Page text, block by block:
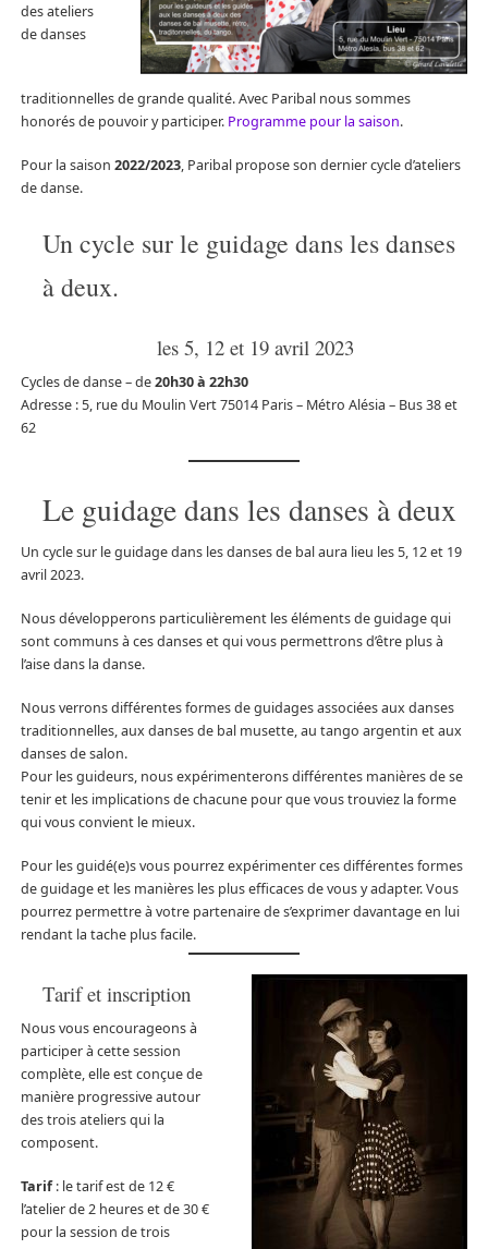
des ateliers
de danses
traditionnelles de grande qualité. Avec Paribal nous sommes
honorés de pouvoir y participer. Programme pour la saison.
Pour la saison 2022/2023, Paribal propose son dernier cycle d’ateliers
de danse.
Un cycle sur le guidage dans les danses
à deux.
les 5, 12 et 19 avril 2023
Cycles de danse – de20h30 à 22h30
Adresse : 5, rue du Moulin Vert 75014 Paris – Métro Alésia – Bus 38 et
62
Le guidage dans les danses à deux
Un cycle sur le guidage dans les danses de bal aura lieu les 5, 12 et 19
avril 2023.
Nous développerons particulièrement les éléments de guidage qui
sont communs à ces danses et qui vous permettrons d’être plus à
l’aise dans la danse.
Nous verrons différentes formes de guidages associées aux danses
traditionnelles, aux danses de bal musette, au tango argentin et aux
danses de salon.
Pour les guideurs, nous expérimenterons différentes manières de se
tenir et les implications de chacune pour que vous trouviez la forme
qui vous convient le mieux.
Pour les guidé(e)s vous pourrez expérimenter ces différentes formes
de guidage et les manières les plus efficaces de vous y adapter. Vous
pourrez permettre à votre partenaire de s’exprimer davantage en lui
rendant la tache plus facile.
Tarif et inscription
Nous vous encourageons à
participer à cette session
complète, elle est conçue de
manière progressive autour
des trois ateliers qui la
composent.
Tarif: le tarif est de 12 €
l’atelier de 2 heures et de 30 €
pour la session de trois